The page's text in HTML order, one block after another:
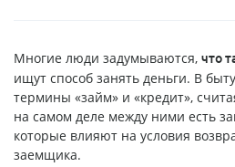
Многие люди задумываются, что
ищут способ занять деньги. В
термины «займ» и «кредит»,
на самом деле между ними есть
которые влияют на условия
заемщика.